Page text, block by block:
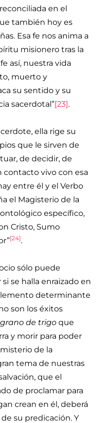
en el
también hoy es
Esa fe nos anima a
misionero tras la
así, nuestra vida
muerto y
su sentido y su
sacerdotal”[23].
ella rige su
que le sirven de
de decidir, de
contacto vivo con esa
entre él y el Verbo
el Magisterio de la
específico,
Cristo, Sumo
[24].
sólo puede
se halla enraizado en
determinante
son los éxitos
de trigo que
y morir para poder
de la
tema de nuestras
que el
de proclamar para
crean en él, deberá
su predicación. Y